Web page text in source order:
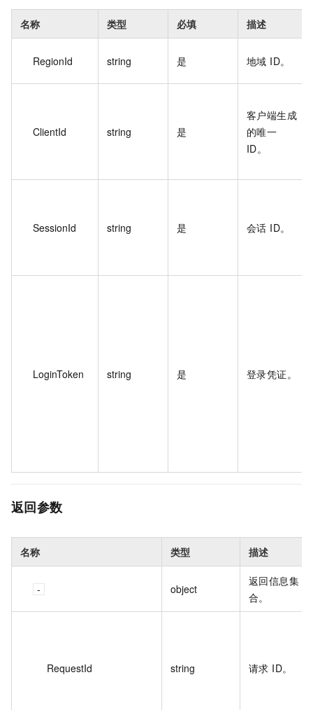
名称 类型 必填 描述
RegionId string 是 地域 ID。
ClientId string 是
客户端生成
的唯一
ID。
SessionId string 是 会话 ID。
LoginToken string 是 登录凭证。
返回参数
名称 类型 描述
object
返回信息集
合。
RequestId string 请求 ID。